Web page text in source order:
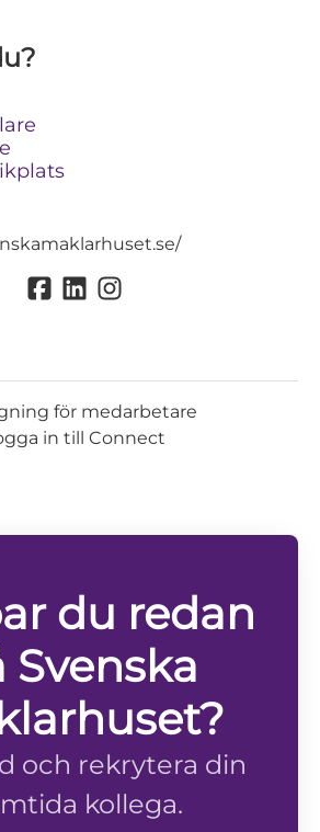
för medarbetare
in till Connect
du redan
Svenska
och rekrytera din
kollega.